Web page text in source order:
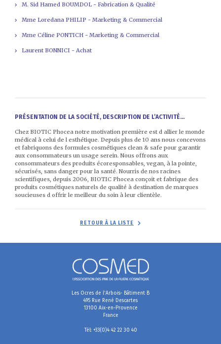
M. Sid Hamed BOUMDOL - Fabrication & Qualité
Mme Loredana PHILIP - Marketing & Commercial
Mme Céline PONTICH - Marketing & Commercial
Laurent BONNICI - Achat
PRÉSENTATION DE LA SOCIÉTÉ, DESCRIPTION DE L’ACTIVITÉ...
Chez BIOTIC Phocea notre motivation première est d allier le monde
médical à celui de l esthétique. Depuis plus de 10 ans nous concevons
et fabriquons des formules cosmétiques clean & safe pour garantir
aux consommateurs un usage serein. Nous offrons aux
consommateurs des produits écoresponsables, vegan, à la pointe,
sécurisés, sans danger pour la santé. Nourris de nos racines
scientifiques, depuis 2006, BIOTIC Phocea conçoit et fabrique des
produits cosmétiques naturels de qualité à destination de marques
soucieuses d offrir le meilleur du soin à leur clientèle.
RETOUR À LA LISTE
Les Ocres de l'Arbois- Bâtiment B
495 Rue René Descartes
13100 Aix-en-Provence
France
Tél: +33(0)4 42 22 30 40